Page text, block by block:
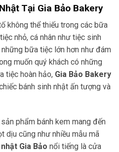
Tại Gia Bảo Bakery
không thể thiếu trong các bữa
nhỏ, cá nhân như tiệc sinh
bữa tiệc lớn hơn như đám
muốn quý khách có những
tiệc hoàn hảo, Gia Bảo Bakery
bánh sinh nhật ấn tượng và
phẩm bánh kem mang đến
dịu cũng như nhiều mẫu mã
Gia Bảo nổi tiếng là cửa